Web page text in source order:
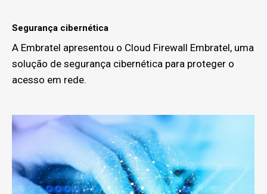
Segurança cibernética
A Embratel apresentou o Cloud Firewall Embratel, uma
solução de segurança cibernética para proteger o
acesso em rede.